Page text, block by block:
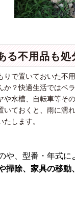
る不用品も
りで置いておいた不
か？快適生活ではベ
水槽、自転車等そ
いておくと、雨に濡
します。
や、型番・年式に
掃除、家具の移動